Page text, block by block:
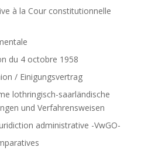
à la Cour constitutionnelle
du 4 octobre 1958
/ Einigungsvertrag
lothringisch-saarländische
und Verfahrensweisen
administrative -VwGO-